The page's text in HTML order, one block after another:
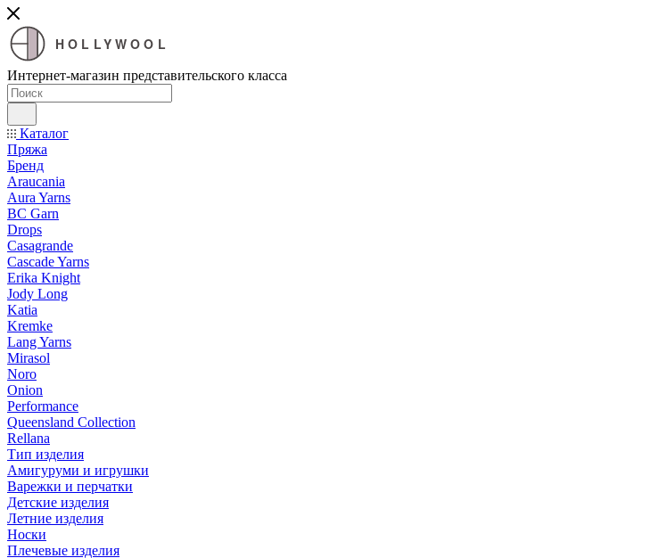
HOLLYWOOL
Интернет-магазин представительского класса
Каталог
Пряжа
Бренд
Araucania
Aura Yarns
BC Garn
Drops
Casagrande
Cascade Yarns
Erika Knight
Jody Long
Katia
Kremke
Lang Yarns
Mirasol
Noro
Onion
Performance
Queensland Collection
Rellana
Тип изделия
Амигуруми и игрушки
Варежки и перчатки
Детские изделия
Летние изделия
Носки
Плечевые изделия